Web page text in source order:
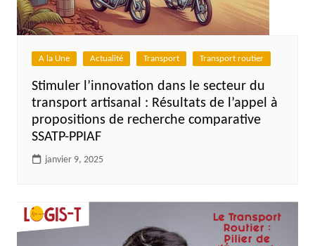
A la Une Actualité Transport Transport routier
Stimuler l’innovation dans le secteur du
transport artisanal : Résultats de l’appel à
propositions de recherche comparative
SSATP-PPIAF
janvier 9, 2025